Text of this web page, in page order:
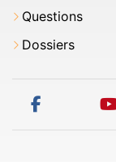
Questions
Dossiers
facebook